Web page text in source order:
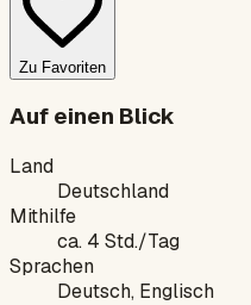
Zu Favoriten
Auf einen Blick
Land
Deutschland
Mithilfe
ca. 4 Std./Tag
Sprachen
Deutsch, Englisch